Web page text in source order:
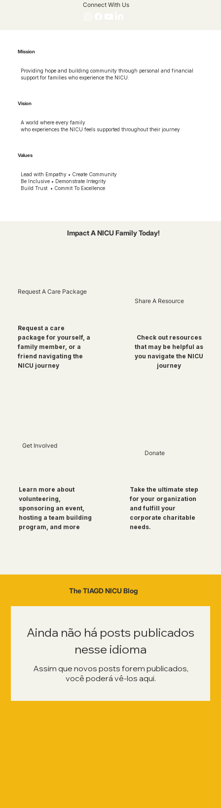
Connect With Us
Mission
Providing hope and building community through personal and financial
support for families who experience the NICU.
Vision
A world where every family
who experiences the NICU feels supported throughout their journey
Values
Lead with Empathy • Create Community
Be Inclusive • Demonstrate Integrity
Build Trust • Commit To Excellence
Impact A NICU Family Today!
Request A Care Package
Request a care
package for yourself, a
family member, or a
friend navigating the
NICU journey
Share A Resource
Check out resources
that may be helpful as
you navigate the NICU
journey
Get Involved
Learn more about
volunteering,
sponsoring an event,
hosting a team building
program, and more
Donate
Take the ultimate step
for your organization
and fulfill your
corporate charitable
needs.
The TIAGD NICU Blog
Ainda não há posts publicados
nesse idioma
Assim que novos posts forem publicados,
você poderá vê-los aqui.